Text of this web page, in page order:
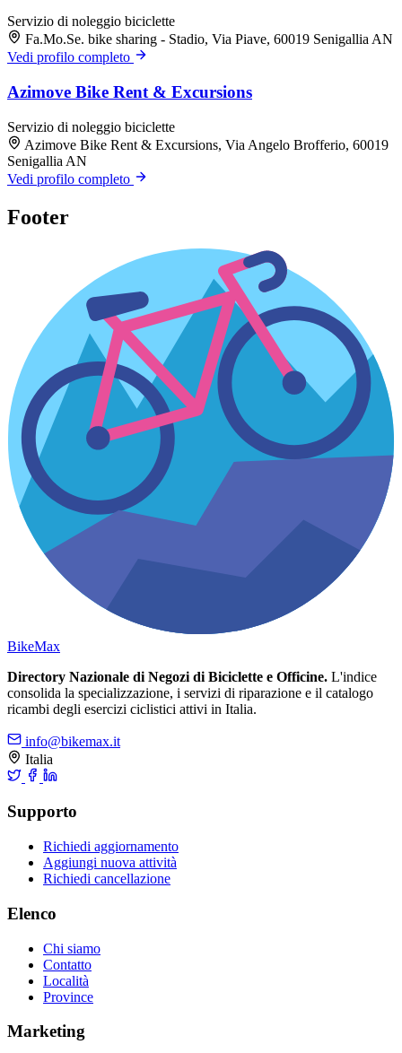
Servizio di noleggio biciclette
Fa.Mo.Se. bike sharing - Stadio, Via Piave, 60019 Senigallia AN
Vedi profilo completo
Azimove Bike Rent & Excursions
Servizio di noleggio biciclette
Azimove Bike Rent & Excursions, Via Angelo Brofferio, 60019
Senigallia AN
Vedi profilo completo
Footer
BikeMax
Directory Nazionale di Negozi di Biciclette e Officine. L'indice
consolida la specializzazione, i servizi di riparazione e il catalogo
ricambi degli esercizi ciclistici attivi in Italia.
info@bikemax.it
Italia
Supporto
Richiedi aggiornamento
Aggiungi nuova attività
Richiedi cancellazione
Elenco
Chi siamo
Contatto
Località
Province
Marketing